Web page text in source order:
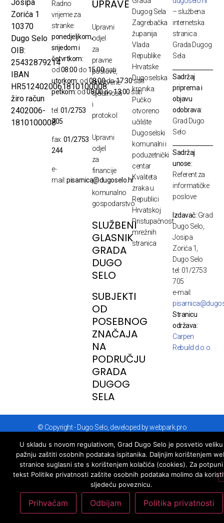
Josipa
Zorića 1
10370
Dugo Selo
OIB:
25432879214
IBAN
HR5124020061810100008
žiro račun
2402006-
1810100008
Radno
vrijeme za
stranke:
ponedjeljkom,
srijedom i
četvrtkom:
od08:00 do 15:00sati
utorkom: od08:00do17:30sati
petkom:od08:00do13:00 sati
tel:01/2753
705
fax:01/2753
244
e-
mail:pisarnica@dugoselo.hr
UPRAVE
Upravni
odjel
za
pravne
poslove,
društvene
djelatnosti
i
protokol
Upravni
odjel
za
financije
i
komunalno
gospodarstvo
SLUŽBENI
GLASNIK
GRADA
DUGO
SELO
SUBJEKTI
OD
POSEBNOG
ZNAČAJA
NA
PODRUČJU
GRADA
DUGOG
SELA
Dugog Sela
Zagrebačka
županija
Vlada
Republike
Hrvatske
Dugoselska
kronika
Pučko
otvoreno
učilište
Dugoselski
komunalni i
poduzetnički
centar
Kvaliteta
zraka u
Republici
Hrvatskoj
Pristupačnost
mrežnih
stranica
– službena
internetska
stranica
Grada Dugog
Sela
Sadržaj
priprema i
objavu
odobrava:
Grad Dugo
Selo
Sadržaj
unose:
Referent za
informatičke
poslove
Izdavač: Grad
Dugo Selo,
Josipa
Zorića 1,
Dugo Selo
tel: 01/2753
705
e-mail:
Stranicu
održava:
Carpen
Rebuild d.o.o.
© Copyright - Dugo Selo, developed by webpark.pro
U skladu s novom regulativom, Grad Dugo Selo je posvetio veliku
pažnju zaštiti osobnih podataka ispitanika. Daljnjim korištenjem
stranice suglasni ste s korištenjem kolačića (cookies). Za potpuni
tekst Politike privatnosti zaštite osobnih podataka molimo da
sljedeću poveznicu.
Prihvaćam Odbijam Politika privatnosti